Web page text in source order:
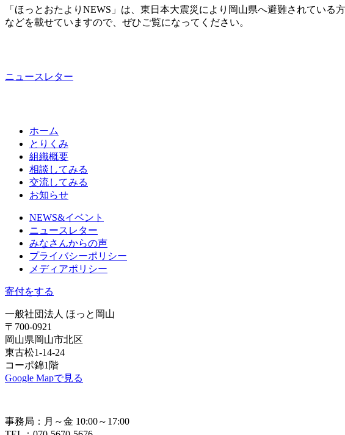
「ほっとおたよりNEWS」は、東日本大震災により岡山県へ避難されてい
などを載せていますので、ぜひご覧になってください。
ニュースレター
ホーム
とりくみ
組織概要
相談してみる
交流してみる
お知らせ
NEWS&イベント
ニュースレター
みなさんからの声
プライバシーポリシー
メディアポリシー
寄付をする
一般社団法人 ほっと岡山
〒700-0921
岡山県岡山市北区
東古松1-14-24
コーポ錦1階
Google Mapで見る
事務局：月～金 10:00～17:00